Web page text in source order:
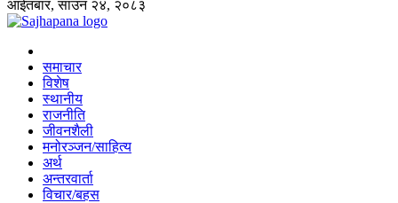
आईतबार, साउन २४, २०८३
समाचार
विशेष
स्थानीय
राजनीति
जीवनशैली
मनोरञ्जन/साहित्य
अर्थ
अन्तरवार्ता
विचार/बहस